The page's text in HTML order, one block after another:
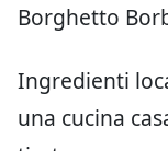
Borghetto
Ingredienti
una cucina